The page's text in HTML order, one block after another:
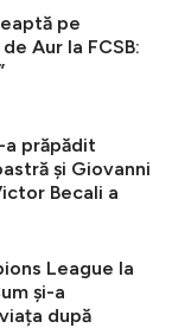
pe
Aur la FCSB:
a prăpădit
și Giovanni
Becali a
League la
și-a
după